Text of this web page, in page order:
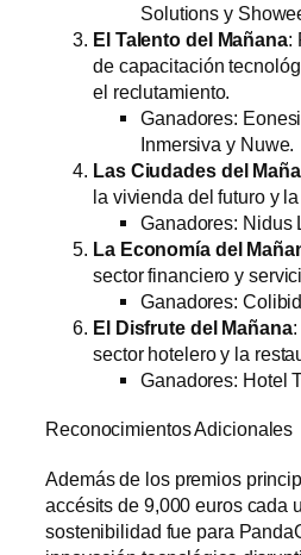
Solutions y
El Talento del Mañana:
de capacitación
el reclutamiento.
Ganadores:
Inmersiva y Nuwe.
Las Ciudades del
la vivienda del futuro y
Ganadores: Nidus
La Economía del
sector financiero y
Ganadores:
El Disfrute del Mañana:
sector hotelero y la
Ganadores: Hotel
Reconocimientos Adicionales
Además de los premios
accésits de 9,000 euros cada
sostenibilidad fue para